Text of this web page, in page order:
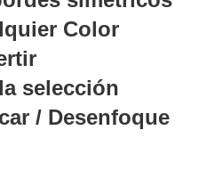
Color
selección
/ Desenfoque